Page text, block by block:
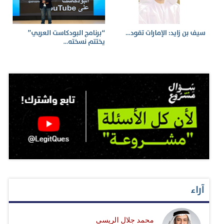
سيف بن زايد: الإمارات تقود… “برنامج البودكاست العربي”
يختتم نسخته…
آراء
محمد جلال الريسي